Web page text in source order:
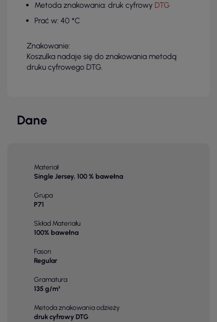
Metoda znakowania: druk cyfrowy DTG
Prać w: 40 °C
Znakowanie:
Koszulka nadaje się do znakowania metodą
druku cyfrowego DTG.
Dane
Materiał
Single Jersey, 100 % bawełna
Grupa
P71
Skład Materiału
100% bawełna
Fason
Regular
Gramatura
135 g/m²
Metoda znakowania odzieży
druk cyfrowy DTG